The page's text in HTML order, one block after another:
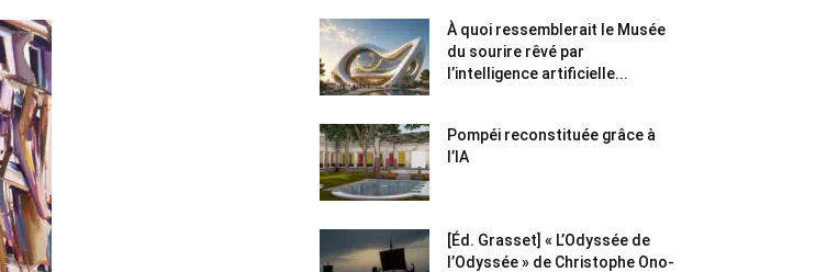
À quoi ressemblerait le Musée
du sourire rêvé par
l’intelligence artificielle...
Pompéi reconstituée grâce à
l’IA
[Éd. Grasset] « L’Odyssée de
l’Odyssée » de Christophe Ono-